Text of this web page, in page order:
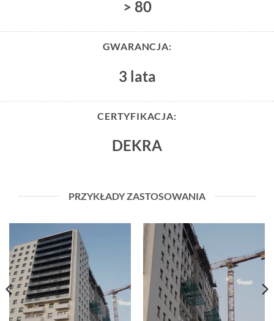
> 80
GWARANCJA:
3 lata
CERTYFIKACJA:
DEKRA
PRZYKŁADY ZASTOSOWANIA